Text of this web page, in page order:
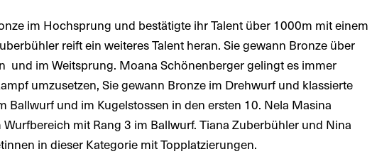
im Hochsprung und bestätigte ihr Talent über 1000m mit einem
reift ein weiteres Talent heran. Sie gewann Bronze über
und im Weitsprung. Moana Schönenberger gelingt es immer
umzusetzen, Sie gewann Bronze im Drehwurf und klassierte
Ballwurf und im Kugelstossen in den ersten 10. Nela Masina
mit Rang 3 im Ballwurf. Tiana Zuberbühler und Nina
in dieser Kategorie mit Topplatzierungen.